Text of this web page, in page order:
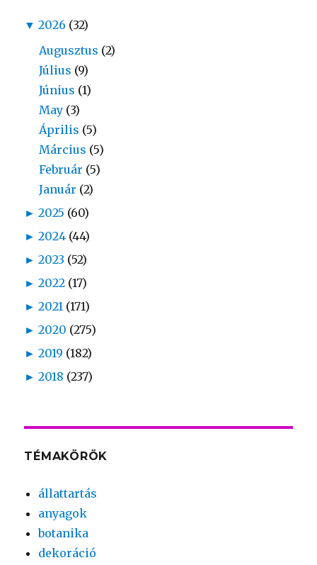
▼ 2026 (32)
Augusztus (2)
Július (9)
Június (1)
May (3)
Április (5)
Március (5)
Február (5)
Január (2)
► 2025 (60)
► 2024 (44)
► 2023 (52)
► 2022 (17)
► 2021 (171)
► 2020 (275)
► 2019 (182)
► 2018 (237)
TÉMAKÖRÖK
állattartás
anyagok
botanika
dekoráció